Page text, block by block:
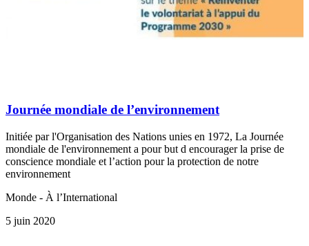
Journée mondiale de l’environnement
Initiée par l'Organisation des Nations unies en 1972, La Journée
mondiale de l'environnement a pour but d encourager la prise de
conscience mondiale et l’action pour la protection de notre
environnement
Monde - À l’International
5 juin 2020